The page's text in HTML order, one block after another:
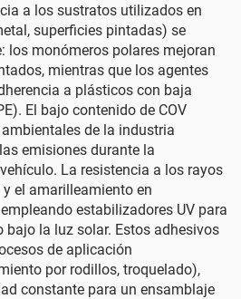
a los sustratos utilizados en
superficies pintadas) se
los monómeros polares mejoran
mientras que los agentes
a plásticos con baja
El bajo contenido de COV
de la industria
emisiones durante la
La resistencia a los rayos
el amarilleamiento en
estabilizadores UV para
bajo la luz solar. Estos adhesivos
de aplicación
por rodillos, troquelado),
constante para un ensamblaje